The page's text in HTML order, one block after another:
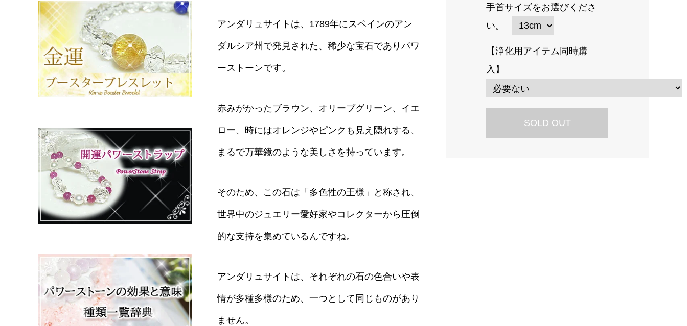
アンダリュサイトは、1789年にスペインのアン
ダルシア州で発見された、稀少な宝石でありパワ
ーストーンです。
赤みがかったブラウン、オリーブグリーン、イエ
ロー、時にはオレンジやピンクも見え隠れする、
まるで万華鏡のような美しさを持っています。
そのため、この石は「多色性の王様」と称され、
世界中のジュエリー愛好家やコレクターから圧倒
的な支持を集めているんですね。
アンダリュサイトは、それぞれの石の色合いや表
情が多種多様のため、一つとして同じものがあり
ません。
手首サイズをお選びくださ
い。
【浄化用アイテム同時購
入】
SOLD OUT